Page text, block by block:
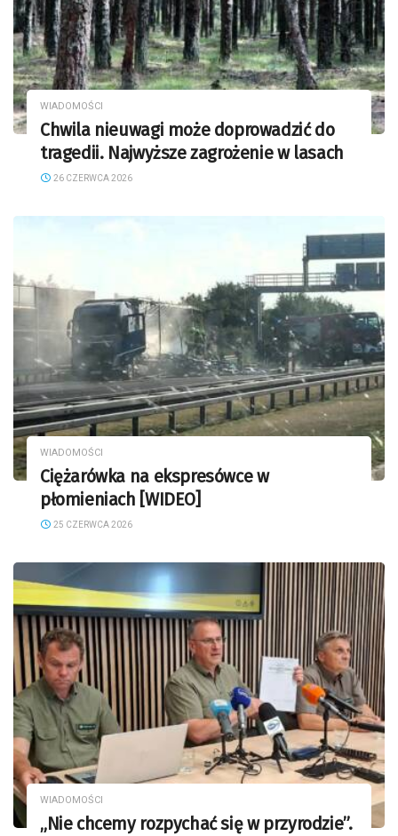
WIADOMOŚCI
Chwila nieuwagi może doprowadzić do
tragedii. Najwyższe zagrożenie w lasach
26 CZERWCA 2026
WIADOMOŚCI
Ciężarówka na ekspresówce w
płomieniach [WIDEO]
25 CZERWCA 2026
WIADOMOŚCI
„Nie chcemy rozpychać się w przyrodzie”.